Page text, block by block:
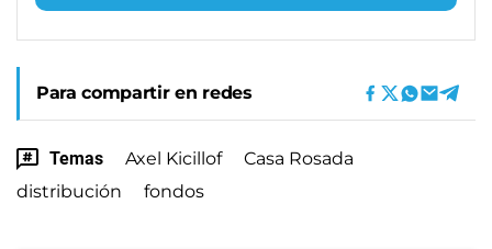
Para compartir en redes
Temas Axel Kicillof
Casa Rosada
distribución
fondos